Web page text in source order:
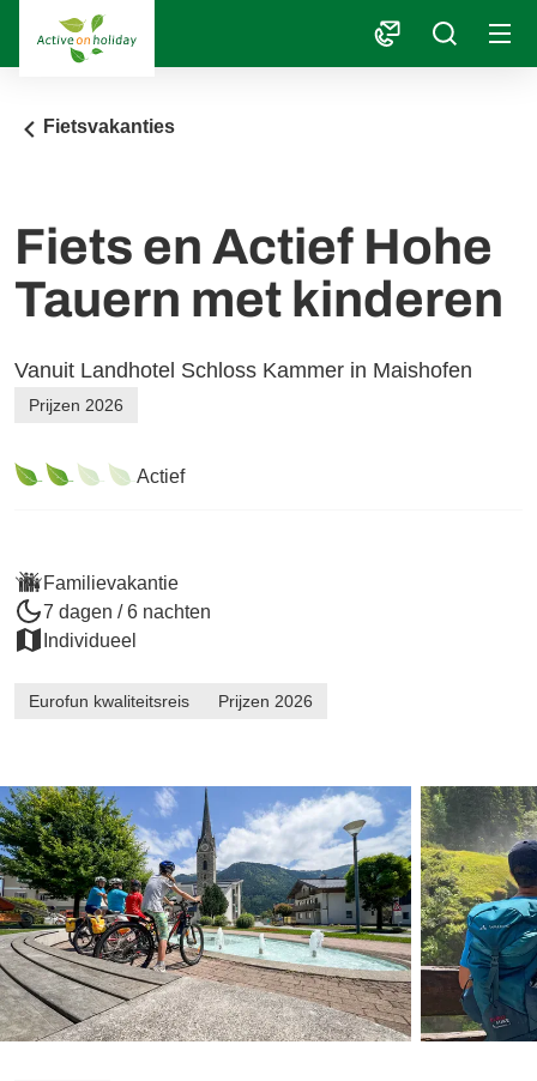
Fietsvakanties
Fiets en Actief Hohe
Tauern met kinderen
Vanuit Landhotel Schloss Kammer in Maishofen
Prijzen 2026
Familievakantie
7 dagen / 6 nachten
Individueel
Eurofun kwaliteitsreis Prijzen 2026
Actief